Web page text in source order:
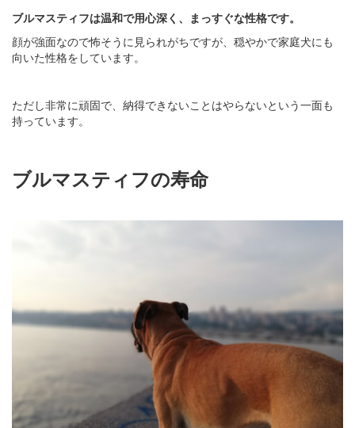
ブルマスティフは温和で用心深く、まっすぐな性格です。
顔が強面なので怖そうに見られがちですが、穏やかで家庭犬にも
向いた性格をしています。
ただし非常に頑固で、納得できないことはやらないという一面も
持っています。
ブルマスティフの寿命